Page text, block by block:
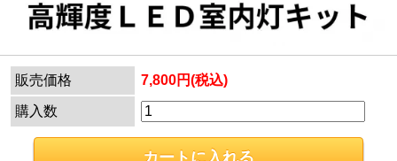
販売価格 7,800円(税込)
購入数